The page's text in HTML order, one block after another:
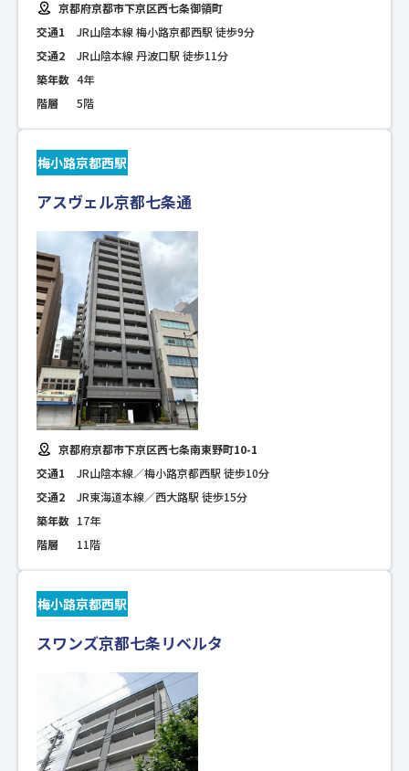
京都府京都市下京区西七条御領町
交通1
JR山陰本線 梅小路京都西駅 徒歩9分
交通2
JR山陰本線 丹波口駅 徒歩11分
築年数 4年
階層
5階
梅小路京都西駅
アスヴェル京都七条通
京都府京都市下京区西七条南東野町10-1
交通1
JR山陰本線／梅小路京都西駅 徒歩10分
交通2
JR東海道本線／西大路駅 徒歩15分
築年数 17年
階層
11階
梅小路京都西駅
スワンズ京都七条リベルタ